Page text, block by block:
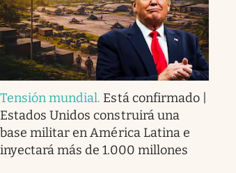
Tensión mundial. Está confirmado |
Estados Unidos construirá una
base militar en América Latina e
inyectará más de 1.000 millones